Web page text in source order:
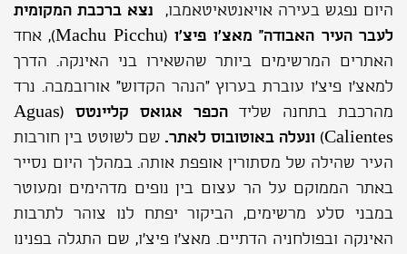
היום נפגש בעירה אויאנטאיטאמבו, נצא ברכבת המקומית
לעבר העיר האבודה" מאצ'ו פיצ'ו(
Machu Picchu), אחד
האתרים המרשימים ביותר שהשאירו בני האינקה. הדרך
למאצ'ו פיצ'ו עוברת בערוץ "הנהר הקדוש" אורובמבה. נרד
מהרכבת בתחנה שליד הכפר אגואס קליינטס (
Aguas
Calientes
) ונעלה באוטובוס לאתר. שם לשוטט בין חורבות
העיר שהילה של מסתורין אופפת אותה. במהלך היום נסייר
באתר הממוקם על הר עצום בין נופים מדהימים ומעוטר
במבני סלע מרשימים, הביקור יפתח לנו צוהר לתרבות
האינקה ובפולחניה הדתיים. מאצ’ו פיצ’ו, שם התגלה בפנינו